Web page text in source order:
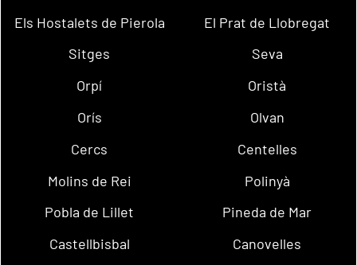
Els Hostalets de Pierola
El Prat de Llobregat
Sitges
Seva
Orpí
Oristà
Orís
Olvan
Cercs
Centelles
Molins de Rei
Polinyà
Pobla de Lillet
Pineda de Mar
Castellbisbal
Canovelles